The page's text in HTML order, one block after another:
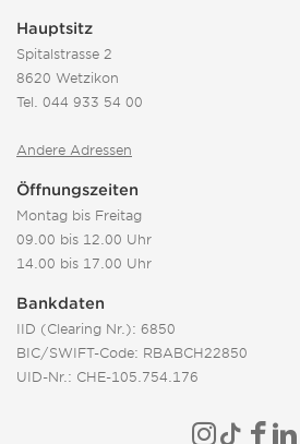
Hauptsitz
Spitalstrasse 2
8620 Wetzikon
Tel. 044 933 54 00
Andere Adressen
Öffnungszeiten
Montag bis Freitag
09.00 bis 12.00 Uhr
14.00 bis 17.00 Uhr
Bankdaten
IID (Clearing Nr.): 6850
BIC/SWIFT-Code: RBABCH22850
UID-Nr.: CHE-105.754.176